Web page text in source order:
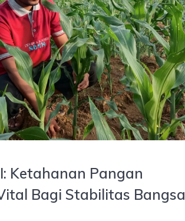
Ketahanan Pangan
Bagi Stabilitas Bangsa